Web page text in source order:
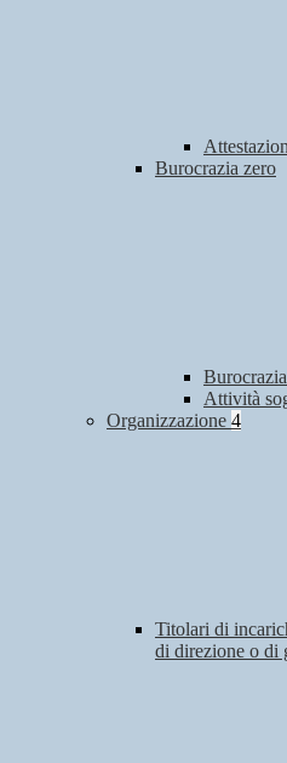
Burocrazia zero
Attività
Organizzazione 4
Titolari di
di direzione o di